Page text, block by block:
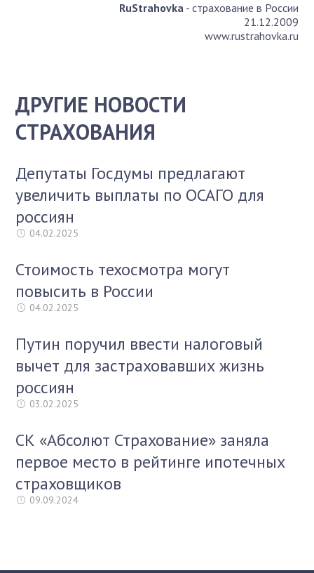
RuStrahovka- страхование в России
21.12.2009
www.rustrahovka.ru
ДРУГИЕ НОВОСТИ
СТРАХОВАНИЯ
Депутаты Госдумы предлагают
увеличить выплаты по ОСАГО для
россиян
04.02.2025
Стоимость техосмотра могут
повысить в России
04.02.2025
Путин поручил ввести налоговый
вычет для застраховавших жизнь
россиян
03.02.2025
СК «Абсолют Страхование» заняла
первое место в рейтинге ипотечных
страховщиков
09.09.2024